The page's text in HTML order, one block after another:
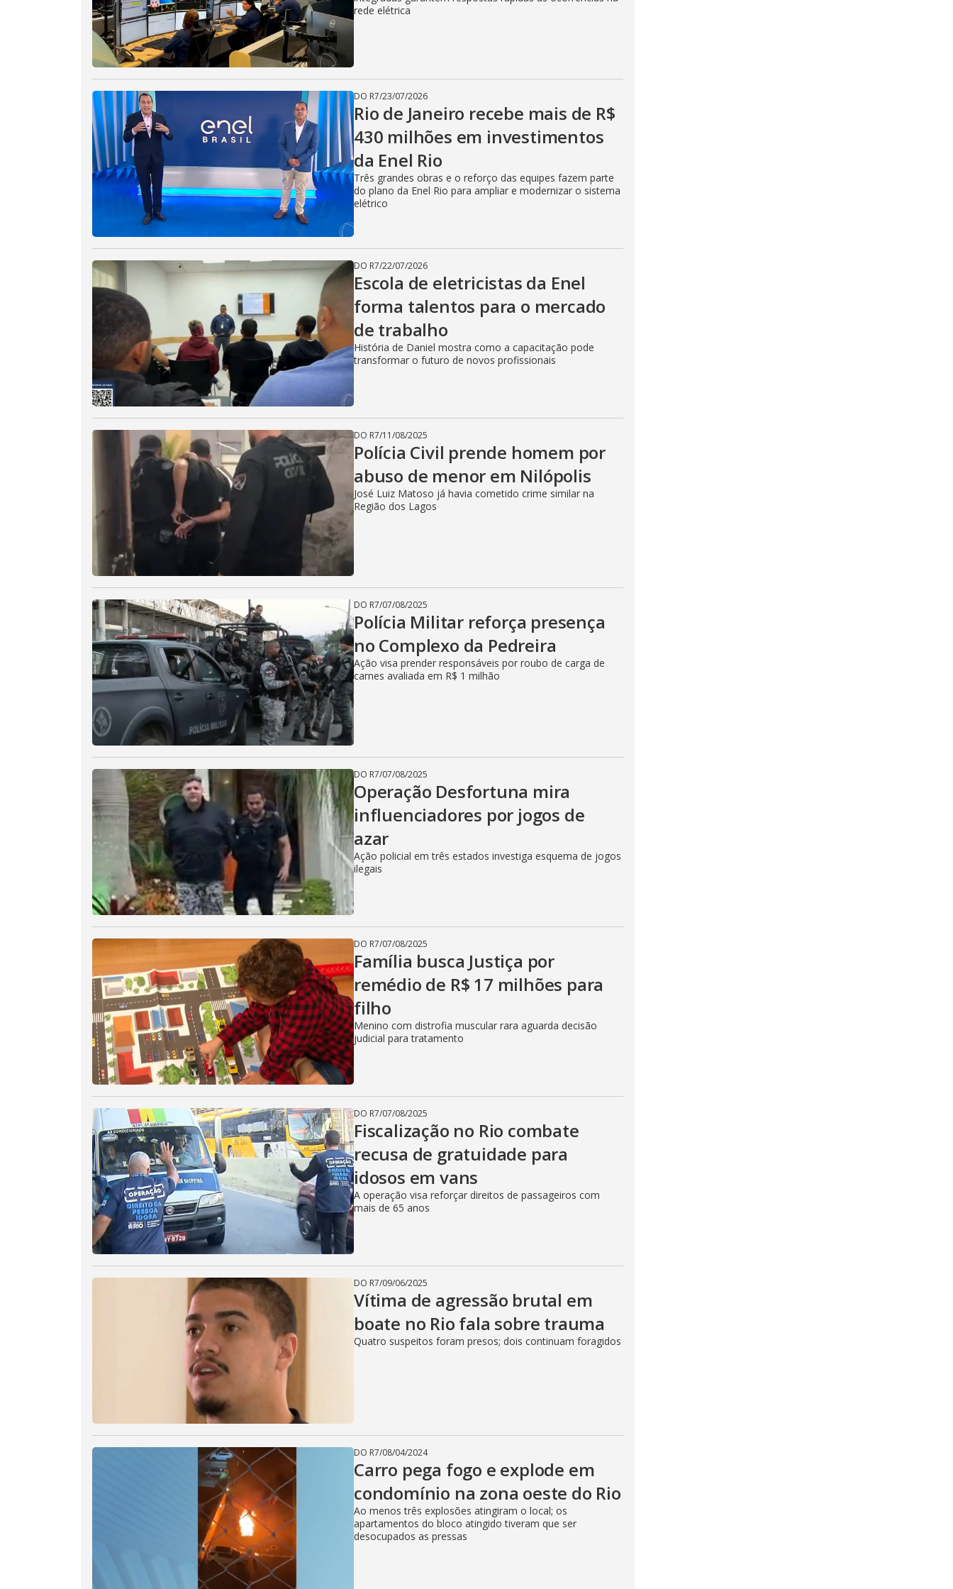
i
d
e
o
rede elétrica
DO R7/23/07/2026
Rio de Janeiro recebe mais de R$
430 milhões em investimentos
da Enel Rio
Três grandes obras e o reforço das equipes fazem parte
do plano da Enel Rio para ampliar e modernizar o sistema
elétrico
DO R7/22/07/2026
Escola de eletricistas da Enel
forma talentos para o mercado
de trabalho
História de Daniel mostra como a capacitação pode
transformar o futuro de novos profissionais
DO R7/11/08/2025
Polícia Civil prende homem por
abuso de menor em Nilópolis
José Luiz Matoso já havia cometido crime similar na
Região dos Lagos
DO R7/07/08/2025
Polícia Militar reforça presença
no Complexo da Pedreira
Ação visa prender responsáveis por roubo de carga de
carnes avaliada em R$ 1 milhão
DO R7/07/08/2025
Operação Desfortuna mira
influenciadores por jogos de
azar
Ação policial em três estados investiga esquema de jogos
ilegais
DO R7/07/08/2025
Família busca Justiça por
remédio de R$ 17 milhões para
filho
Menino com distrofia muscular rara aguarda decisão
judicial para tratamento
DO R7/07/08/2025
Fiscalização no Rio combate
recusa de gratuidade para
idosos em vans
A operação visa reforçar direitos de passageiros com
mais de 65 anos
DO R7/09/06/2025
Vítima de agressão brutal em
boate no Rio fala sobre trauma
Quatro suspeitos foram presos; dois continuam foragidos
DO R7/08/04/2024
Carro pega fogo e explode em
condomínio na zona oeste do Rio
Ao menos três explosões atingiram o local; os
apartamentos do bloco atingido tiveram que ser
desocupados as pressas